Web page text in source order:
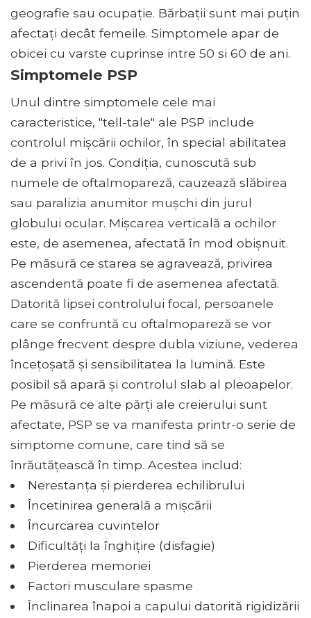
geografie sau ocupație. Bărbații sunt mai puțin
afectați decât femeile. Simptomele apar de
obicei cu varste cuprinse intre 50 si 60 de ani.
Simptomele PSP
Unul dintre simptomele cele mai
caracteristice, "tell-tale" ale PSP include
controlul mișcării ochilor, în special abilitatea
de a privi în jos. Condiția, cunoscută sub
numele de oftalmopareză, cauzează slăbirea
sau paralizia anumitor mușchi din jurul
globului ocular. Mișcarea verticală a ochilor
este, de asemenea, afectată în mod obișnuit.
Pe măsură ce starea se agravează, privirea
ascendentă poate fi de asemenea afectată.
Datorită lipsei controlului focal, persoanele
care se confruntă cu oftalmopareză se vor
plânge frecvent despre dubla viziune, vederea
încețoșată și sensibilitatea la lumină. Este
posibil să apară și controlul slab al pleoapelor.
Pe măsură ce alte părți ale creierului sunt
afectate, PSP se va manifesta printr-o serie de
simptome comune, care tind să se
înrăutățească în timp. Acestea includ:
Nerestanța și pierderea echilibrului
Încetinirea generală a mișcării
Încurcarea cuvintelor
Dificultăți la înghițire (disfagie)
Pierderea memoriei
Factori musculare spasme
Înclinarea înapoi a capului datorită rigidizării